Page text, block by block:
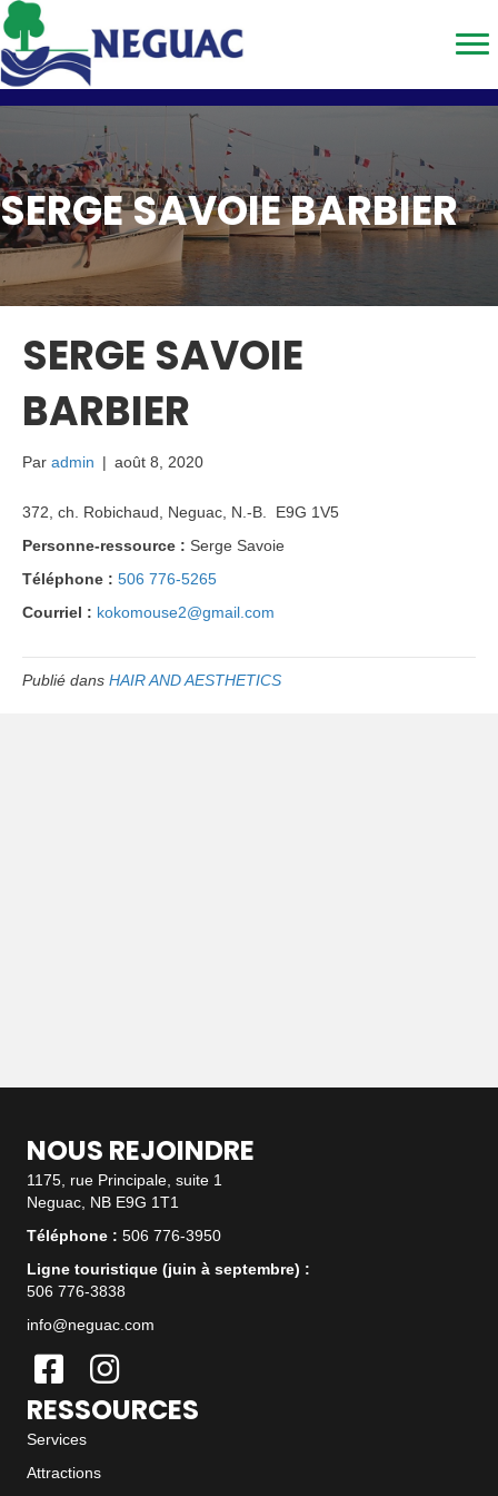
SERGE SAVOIE BARBIER
SERGE SAVOIE
BARBIER
Par admin | août 8, 2020
372, ch. Robichaud, Neguac, N.-B. E9G 1V5
Personne-ressource : Serge Savoie
Téléphone : 506 776-5265
Courriel : kokomouse2@gmail.com
Publié dans HAIR AND AESTHETICS
NOUS REJOINDRE
1175, rue Principale, suite 1
Neguac, NB E9G 1T1
Téléphone : 506 776-3950
Ligne touristique (juin à septembre) :
506 776-3838
info@neguac.com
RESSOURCES
Services
Attractions